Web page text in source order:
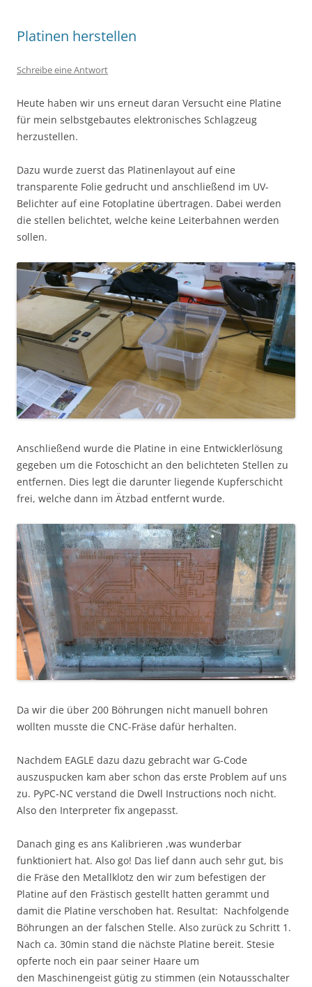
Platinen herstellen
Schreibe eine Antwort
Heute haben wir uns erneut daran Versucht eine Platine
für mein selbstgebautes elektronisches Schlagzeug
herzustellen.
Dazu wurde zuerst das Platinenlayout auf eine
transparente Folie gedrucht und anschließend im UV-
Belichter auf eine Fotoplatine übertragen. Dabei werden
die stellen belichtet, welche keine Leiterbahnen werden
sollen.
Anschließend wurde die Platine in eine Entwicklerlösung
gegeben um die Fotoschicht an den belichteten Stellen zu
entfernen. Dies legt die darunter liegende Kupferschicht
frei, welche dann im Ätzbad entfernt wurde.
Da wir die über 200 Böhrungen nicht manuell bohren
wollten musste die CNC-Fräse dafür herhalten.
Nachdem EAGLE dazu dazu gebracht war G-Code
auszuspucken kam aber schon das erste Problem auf uns
zu. PyPC-NC verstand die Dwell Instructions noch nicht.
Also den Interpreter fix angepasst.
Danach ging es ans Kalibrieren ,was wunderbar
funktioniert hat. Also go! Das lief dann auch sehr gut, bis
die Fräse den Metallklotz den wir zum befestigen der
Platine auf den Frästisch gestellt hatten gerammt und
damit die Platine verschoben hat. Resultat: Nachfolgende
Böhrungen an der falschen Stelle. Also zurück zu Schritt 1.
Nach ca. 30min stand die nächste Platine bereit. Stesie
opferte noch ein paar seiner Haare um
den Maschinengeist gütig zu stimmen (ein Notausschalter